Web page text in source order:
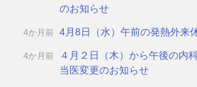
のお知らせ
4か月前 4月8日（水）午前の発熱外来
4か月前
４月２日（木）から午後の内
当医変更のお知らせ